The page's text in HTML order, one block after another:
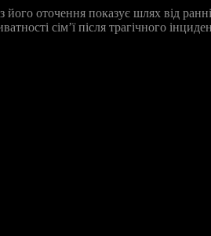
оточення показує шлях від
сім’ї після трагічного